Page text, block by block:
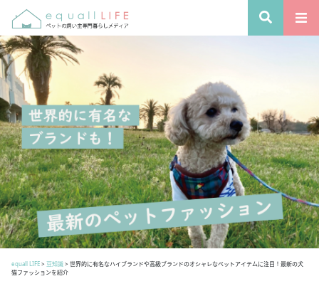
equall LIFE> 豆知識> 世界的に有名なハイブランドや高級ブランドのオシャレなペットアイテムに注目！最新の犬
猫ファッションを紹介